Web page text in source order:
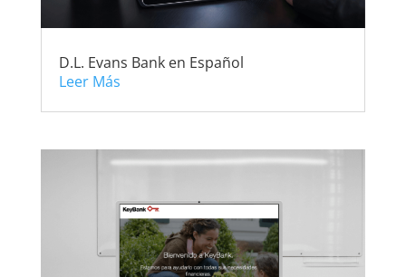
D.L. Evans Bank en Español
Leer Más